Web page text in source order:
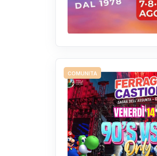
COMUNITA